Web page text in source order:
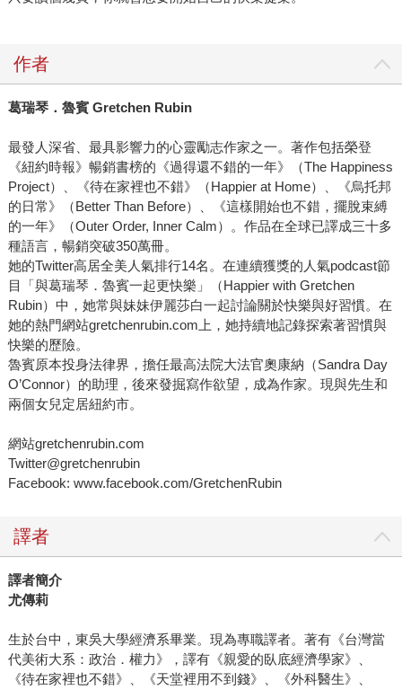
作者
葛瑞琴．魯賓 Gretchen Rubin
最發人深省、最具影響力的心靈勵志作家之一。著作包括榮登
《紐約時報》暢銷書榜的《過得還不錯的一年》（The Happiness
Project）、《待在家裡也不錯》（Happier at Home）、《烏托邦
的日常》（Better Than Before）、《這樣開始也不錯，擺脫束縛
的一年》（Outer Order, Inner Calm）。作品在全球已譯成三十多
種語言，暢銷突破350萬冊。
她的Twitter高居全美人氣排行14名。在連續獲獎的人氣podcast節
目「與葛瑞琴．魯賓一起更快樂」（Happier with Gretchen
Rubin）中，她常與妹妹伊麗莎白一起討論關於快樂與好習慣。在
她的熱門網站gretchenrubin.com上，她持續地記錄探索著習慣與
快樂的歷險。
魯賓原本投身法律界，擔任最高法院大法官奧康納（Sandra Day
O’Connor）的助理，後來發掘寫作欲望，成為作家。現與先生和
兩個女兒定居紐約市。
網站gretchenrubin.com
Twitter@gretchenrubin
Facebook: www.facebook.com/GretchenRubin
譯者
譯者簡介
尤傳莉
生於台中，東吳大學經濟系畢業。現為專職譯者。著有《台灣當
代美術大系：政治．權力》，譯有《親愛的臥底經濟學家》、
《待在家裡也不錯》、《天堂裡用不到錢》、《外科醫生》、